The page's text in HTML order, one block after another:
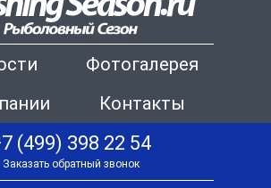
Фотогалерея
Контакты
(499) 398 22 54
Заказать обратный звонок